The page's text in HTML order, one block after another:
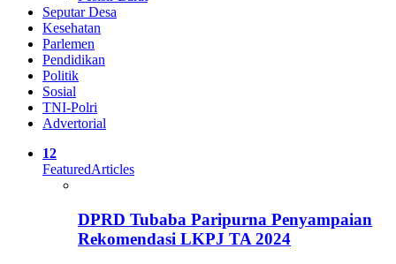
Seputar Desa
Kesehatan
Parlemen
Pendidikan
Politik
Sosial
TNI-Polri
Advertorial
12
FeaturedArticles
DPRD Tubaba Paripurna Penyampaian
Rekomendasi LKPJ TA 2024